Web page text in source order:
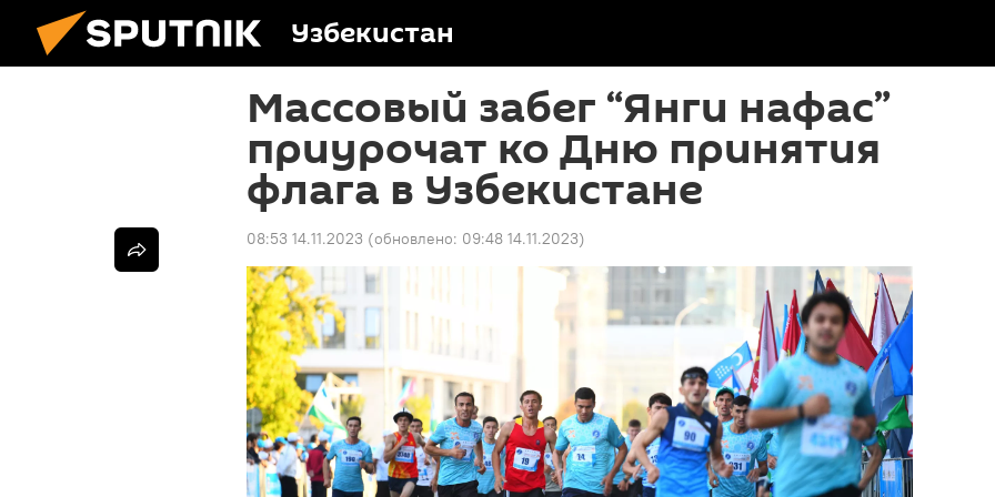
Узбекистан
Массовый забег “Янги нафас”
приурочат ко Дню принятия
флага в Узбекистане
08:53 14.11.2023 (обновлено: 09:48 14.11.2023)